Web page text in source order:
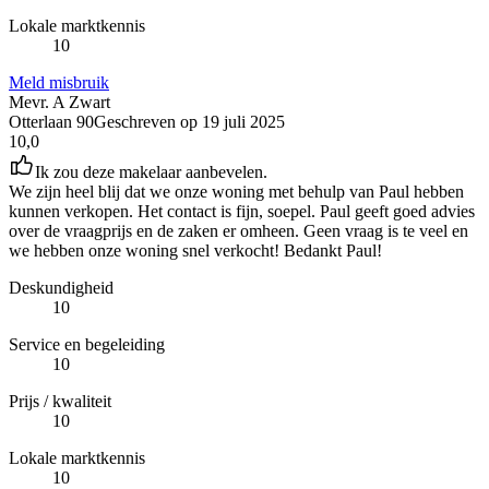
Lokale marktkennis
10
Meld misbruik
Mevr. A Zwart
Otterlaan 90Geschreven op 19 juli 2025
10,0
Ik zou deze makelaar aanbevelen.
We zijn heel blij dat we onze woning met behulp van Paul hebben
kunnen verkopen. Het contact is fijn, soepel. Paul geeft goed advies
over de vraagprijs en de zaken er omheen. Geen vraag is te veel en
we hebben onze woning snel verkocht! Bedankt Paul!
Deskundigheid
10
Service en begeleiding
10
Prijs / kwaliteit
10
Lokale marktkennis
10